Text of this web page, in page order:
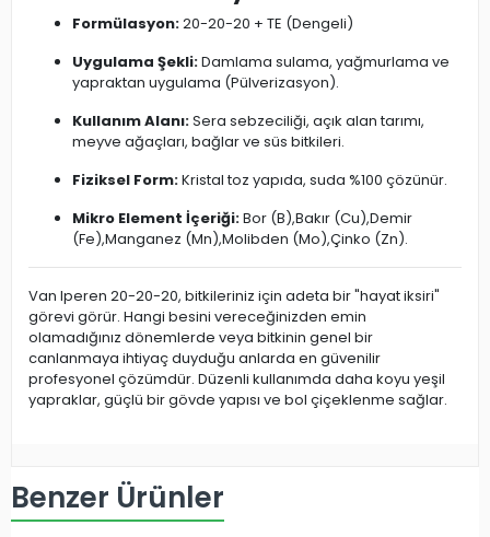
Formülasyon:20-20-20 + TE (Dengeli)
Uygulama Şekli:Damlama sulama, yağmurlama ve
yapraktan uygulama (Pülverizasyon).
Kullanım Alanı:Sera sebzeciliği, açık alan tarımı,
meyve ağaçları, bağlar ve süs bitkileri.
Fiziksel Form:Kristal toz yapıda, suda %100 çözünür.
Mikro Element İçeriği:Bor (B),Bakır (Cu),Demir
(Fe),Manganez (Mn),Molibden (Mo),Çinko (Zn).
Van Iperen 20-20-20, bitkileriniz için adeta bir "hayat iksiri"
görevi görür. Hangi besini vereceğinizden emin
olamadığınız dönemlerde veya bitkinin genel bir
canlanmaya ihtiyaç duyduğu anlarda en güvenilir
profesyonel çözümdür. Düzenli kullanımda daha koyu yeşil
yapraklar, güçlü bir gövde yapısı ve bol çiçeklenme sağlar.
Benzer Ürünler